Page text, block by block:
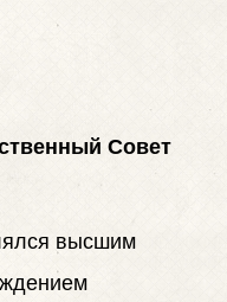
Совет
высшим